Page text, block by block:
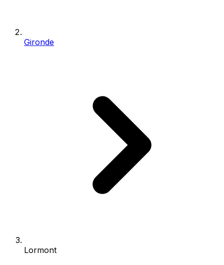
Gironde
Lormont